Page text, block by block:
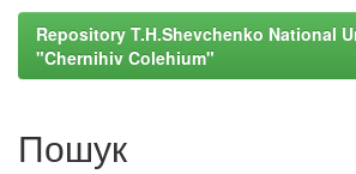
Repository T.H.Shevchenko National
"Chernihiv Colehium"
Пошук